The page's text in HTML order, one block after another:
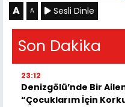
A A Sesli Dinle
Son Dakika
23:12
Denizgölü’nde Bir
“Çocuklarım İçin